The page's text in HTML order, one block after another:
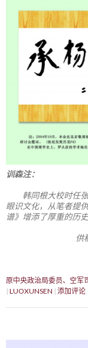
训森注：
韩同根大校时任
眼识文化，从笔者提
谱》增添了厚重的历史
供
原中央政治局委员、空军
LUOXUNSEN 添加评论